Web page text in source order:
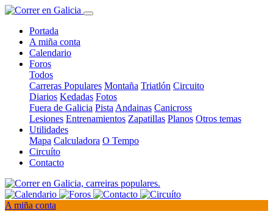
Portada
A miña conta
Calendario
Foros
Todos
Carreras Populares Montaña Triatlón Circuito
Diarios Kedadas Fotos
Fuera de Galicia Pista Andainas Canicross
Lesiones Entrenamientos Zapatillas Planos Otros temas
Utilidades
Mapa Calculadora O Tempo
Circuíto
Contacto
A miña conta